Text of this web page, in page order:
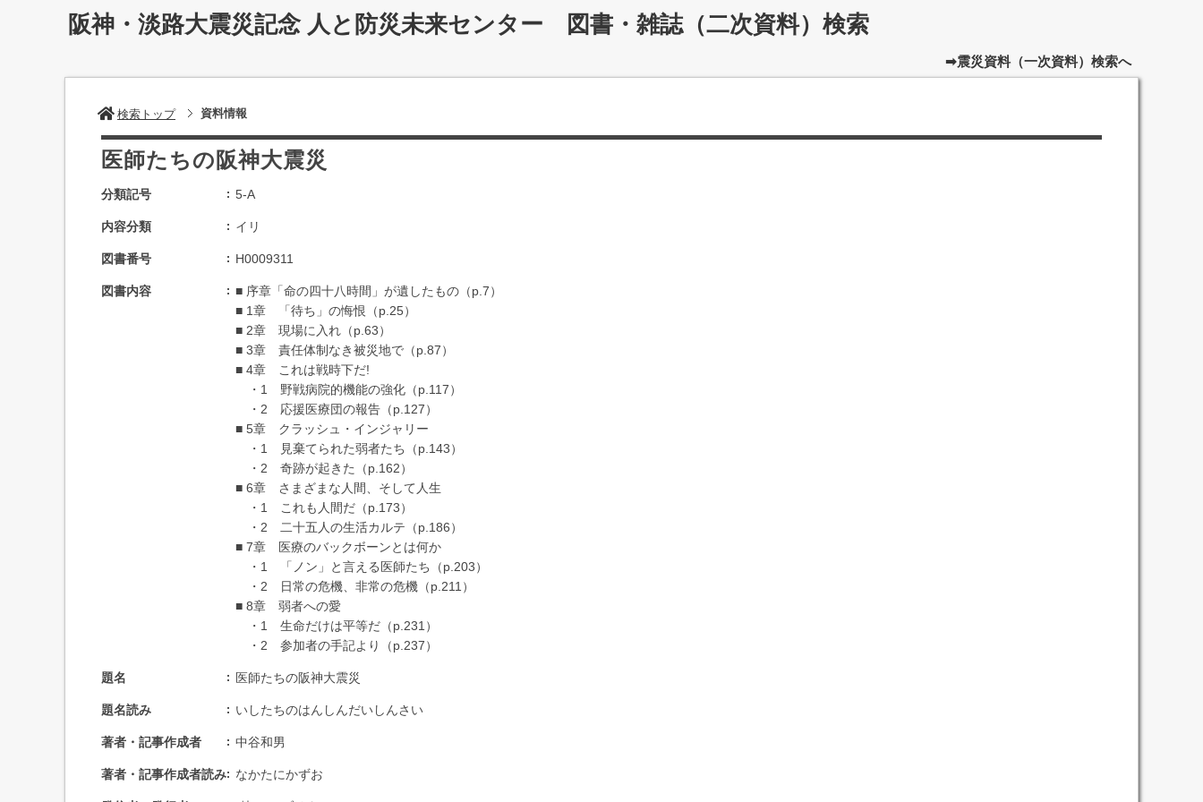
阪神・淡路大震災記念 人と防災未来センター 図書・雑誌（二次資料）検索
➡震災資料（一次資料）検索へ
検索トップ 資料情報
医師たちの阪神大震災
分類記号 5-A
内容分類 イリ
図書番号 H0009311
図書内容
■ 序章「命の四十八時間」が遺したもの（p.7）
■ 1章 「待ち」の悔恨（p.25）
■ 2章 現場に入れ（p.63）
■ 3章 責任体制なき被災地で（p.87）
■ 4章 これは戦時下だ!
・1 野戦病院的機能の強化（p.117）
・2 応援医療団の報告（p.127）
■ 5章 クラッシュ・インジャリー
・1 見棄てられた弱者たち（p.143）
・2 奇跡が起きた（p.162）
■ 6章 さまざまな人間、そして人生
・1 これも人間だ（p.173）
・2 二十五人の生活カルテ（p.186）
■ 7章 医療のバックボーンとは何か
・1 「ノン」と言える医師たち（p.203）
・2 日常の危機、非常の危機（p.211）
■ 8章 弱者への愛
・1 生命だけは平等だ（p.231）
・2 参加者の手記より（p.237）
題名 医師たちの阪神大震災
題名読み いしたちのはんしんだいしんさい
著者・記事作成者 中谷和男
著者・記事作成者読み なかたにかずお